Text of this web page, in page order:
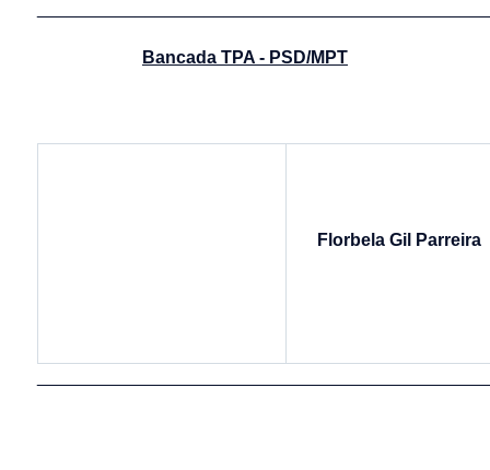
Bancada TPA - PSD/MPT
Florbela Gil Parreira